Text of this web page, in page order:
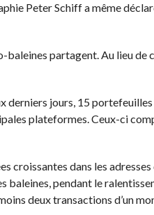
Peter Schiff a même
baleines partagent. Au lieu de
derniers jours, 15
plateformes. Ceux-ci
croissantes dans les adresses
baleines, pendant le
deux transactions d’un